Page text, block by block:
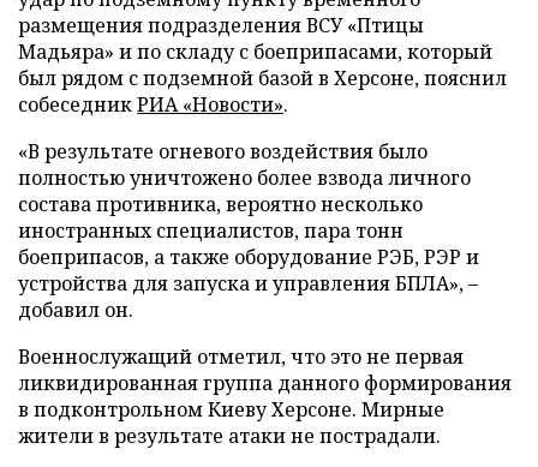
размещения подразделения ВСУ «Птицы
Мадьяра» и по складу с боеприпасами, который
был рядом с подземной базой в Херсоне, пояснил
собеседникРИА «Новости».
«В результате огневого воздействия было
полностью уничтожено более взвода личного
состава противника, вероятно несколько
иностранных специалистов, пара тонн
боеприпасов, а также оборудование РЭБ, РЭР и
устройства для запуска и управления БПЛА», –
добавил он.
Военнослужащий отметил, что это не первая
ликвидированная группа данного формирования
в подконтрольном Киеву Херсоне. Мирные
жители в результате атаки не пострадали.